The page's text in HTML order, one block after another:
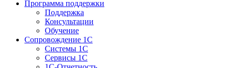
Программа поддержки
Поддержка
Консультации
Обучение
Сопровождение 1С
Системы 1С
Сервисы 1С